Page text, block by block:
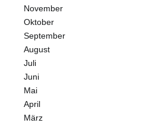
November
Oktober
September
August
Juli
Juni
Mai
April
März